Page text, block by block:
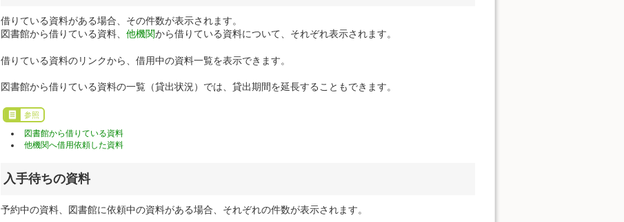
借りている資料がある場合、その件数が表示されます。
図書館から借りている資料、 他機関から借りている資料について、それぞれ表示されます。
借りている資料のリンクから、借用中の資料一覧を表示できます。
図書館から借りている資料の一覧（貸出状況）では、貸出期間を延長することもできます。
参照
図書館から借りている資料
他機関へ借用依頼した資料
入手待ちの資料
予約中の資料、図書館に依頼中の資料がある場合、それぞれの件数が表示されます。